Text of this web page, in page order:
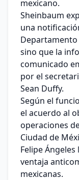
mexicano.
Sheinbaum
una
Departamento
sino que la
comunicado
por el
Sean Duffy.
Según el
el acuerdo al
operaciones
Ciudad de
Felipe
ventaja
mexicanas.